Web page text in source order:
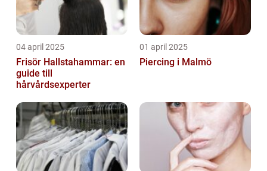
04 april 2025
Frisör Hallstahammar: en
guide till
hårvårdsexperter
01 april 2025
Piercing i Malmö